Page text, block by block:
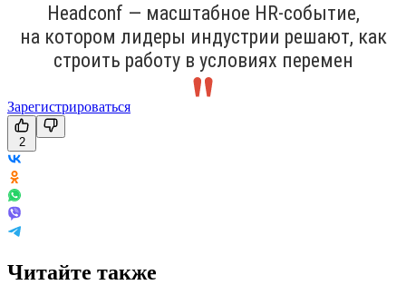
Headсonf — масштабное HR-событие,
на котором лидеры индустрии решают, как
строить работу в условиях перемен
Зарегистрироваться
2
Читайте также